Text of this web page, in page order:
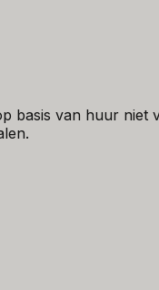
basis van huur niet